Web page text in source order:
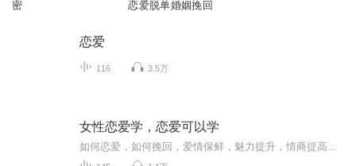
密
恋爱脱单婚姻挽回
恋爱
116 3.5万
女性恋爱学，恋爱可以学